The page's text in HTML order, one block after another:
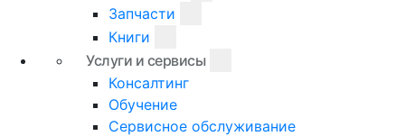
Запчасти
Книги
Услуги и сервисы
Консалтинг
Обучение
Сервисное обслуживание